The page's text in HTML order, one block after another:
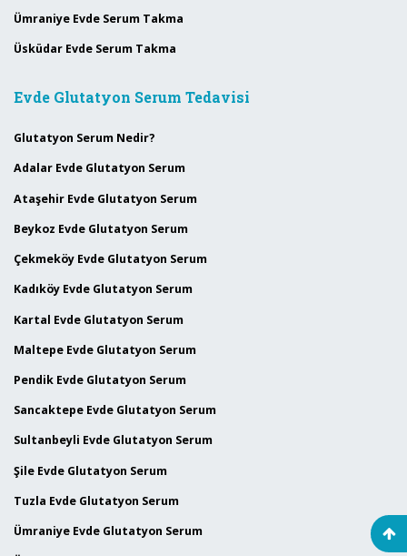
Ümraniye Evde Serum Takma
Üsküdar Evde Serum Takma
Evde Glutatyon Serum Tedavisi
Glutatyon Serum Nedir?
Adalar Evde Glutatyon Serum
Ataşehir Evde Glutatyon Serum
Beykoz Evde Glutatyon Serum
Çekmeköy Evde Glutatyon Serum
Kadıköy Evde Glutatyon Serum
Kartal Evde Glutatyon Serum
Maltepe Evde Glutatyon Serum
Pendik Evde Glutatyon Serum
Sancaktepe Evde Glutatyon Serum
Sultanbeyli Evde Glutatyon Serum
Şile Evde Glutatyon Serum
Tuzla Evde Glutatyon Serum
Ümraniye Evde Glutatyon Serum